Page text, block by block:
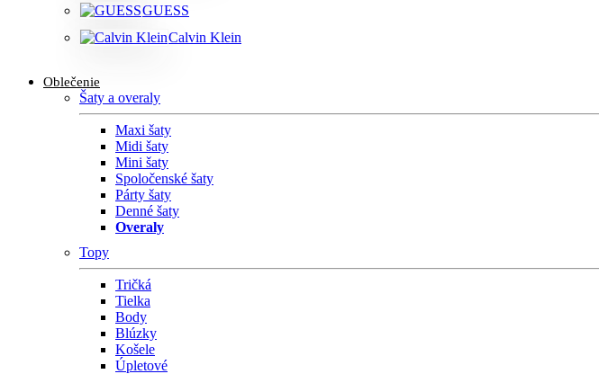
GUESS
Calvin Klein
Oblečenie
Šaty a overaly
Maxi šaty
Midi šaty
Mini šaty
Spoločenské šaty
Párty šaty
Denné šaty
Overaly
Topy
Tričká
Tielka
Body
Blúzky
Košele
Úpletové